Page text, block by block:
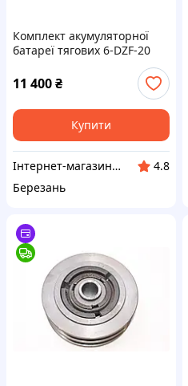
Комплект акумуляторної
батареї тягових 6-DZF-20
12V20Ah/2HR(електроскутера
Forte Yadea Fada)
11 400₴
Купити
Інтернет-магазин "СВЕРДЛО"
4.8
Березань